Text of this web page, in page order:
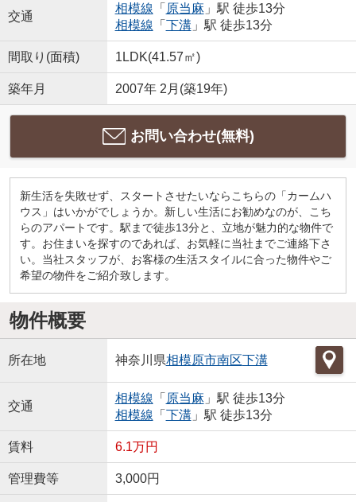
交通
相模線 「 原当麻」駅 徒歩13分
相模線 「 下溝」駅 徒歩13分
間取り(面積) 1LDK(41.57㎡)
築年月 2007年 2月(築19年)
お問い合わせ(無料)
新生活を失敗せず、スタートさせたいならこちらの「カームハ
ウス」はいかがでしょうか。新しい生活にお勧めなのが、こち
らのアパートです。駅まで徒歩13分と、立地が魅力的な物件で
す。お住まいを探すのであれば、お気軽に当社までご連絡下さ
い。当社スタッフが、お客様の生活スタイルに合った物件やご
希望の物件をご紹介致します。
物件概要
所在地 神奈川県相模原市南区下溝
交通
相模線 「 原当麻」駅 徒歩13分
相模線 「 下溝」駅 徒歩13分
賃料 6.1万円
管理費等 3,000円